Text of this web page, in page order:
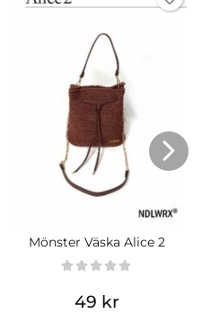
Mönster Väska Alice 2
49 kr